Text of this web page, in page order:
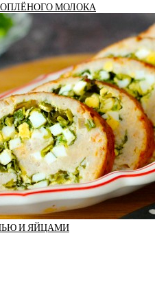
МОЛОКА
И ЯЙЦАМИ